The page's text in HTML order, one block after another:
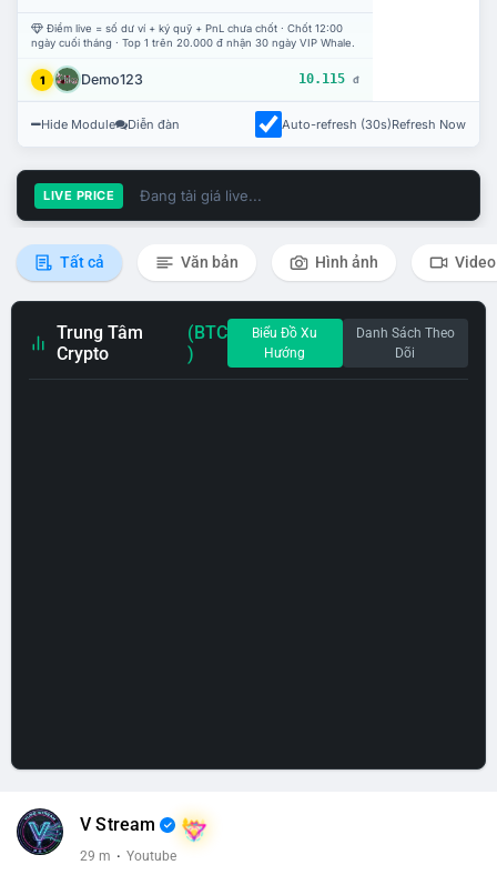
Điểm live = số dư ví + ký quỹ + PnL chưa chốt · Chốt 12:00
ngày cuối tháng · Top 1 trên 20.000 đ nhận 30 ngày VIP Whale.
1 Demo123 10.115 đ
Hide Module Diễn đàn Auto-refresh (30s)Refresh Now
LIVE PRICE Đang tải giá live...
Tất cả Văn bản Hình ảnh Video
Trung Tâm
Crypto
(BTC
)
Biểu Đồ Xu
Hướng
Danh Sách Theo
Dõi
V Stream
29 m · Youtube